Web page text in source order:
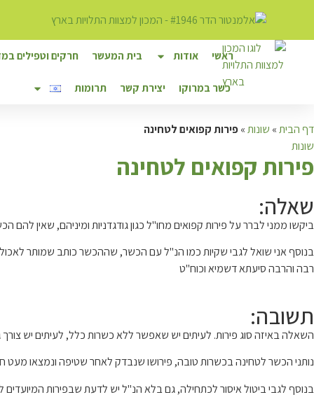
ראשי אודות בית המעשר חרקים וטפילים
כשר במרוקו יצירת קשר תרומות
דף הבית» שונות»פירות קפואים לטחינה
שונות
פירות קפואים לטחינה
שאלה:
ביקשו ממני לברר על פירות קפואים מחו"ל כגון גודגדניות ומיניהם, שאין
בנוסף אני שואל לגבי שקיות כמו הנ"ל עם הכשר, שההכשר כותב שמותר
רבה והרבה סיעתא דשמיא וכוח"ט
תשובה:
השאלה באיזה סוג פירות. לעיתים יש שאפשר ללא כשרות כלל, לעיתים יש
נותני הכשר לטחינה בכשרות טובה, פירושו שנבדק לאחר שטיפה ונמצאו מעט חרקים, כמו 2 חרקים למאה יחידות. שאין זה אפילו מיעוט המצוי, ומאשרים לאחר טחינה שזה
בנוסף לגבי ביטול איסור לכתחילה, גם בלא הנ"ל יש לדעת שבפירות